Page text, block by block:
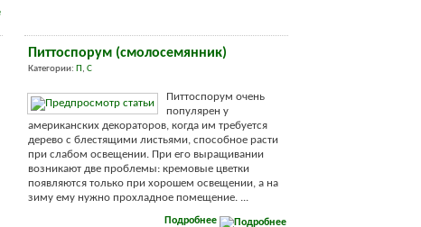
Питтоспорум (смолосемянник)
Категории: П , С
Питтоспорум очень
популярен у
американских декораторов, когда им требуется
дерево с блестящими листьями, способное расти
при слабом освещении. При его выращивании
возникают две проблемы: кремовые цветки
появляются только при хорошем освещении, а на
зиму ему нужно прохладное помещение. ...
Подробнее